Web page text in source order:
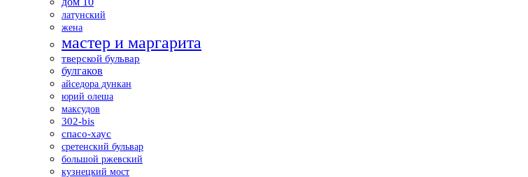
латунский
жена
мастер и маргарита
тверской бульвар
булгаков
айседора дункан
юрий олеша
максудов
302-bis
спасо-хаус
сретенский бульвар
большой ржевский
кузнецкий мост